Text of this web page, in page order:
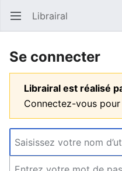
Ouvrir le menu principal Librairal
Se connecter
Librairal est réalisé
Connectez-vous